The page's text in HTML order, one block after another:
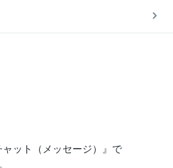
ット（メッセージ）』で